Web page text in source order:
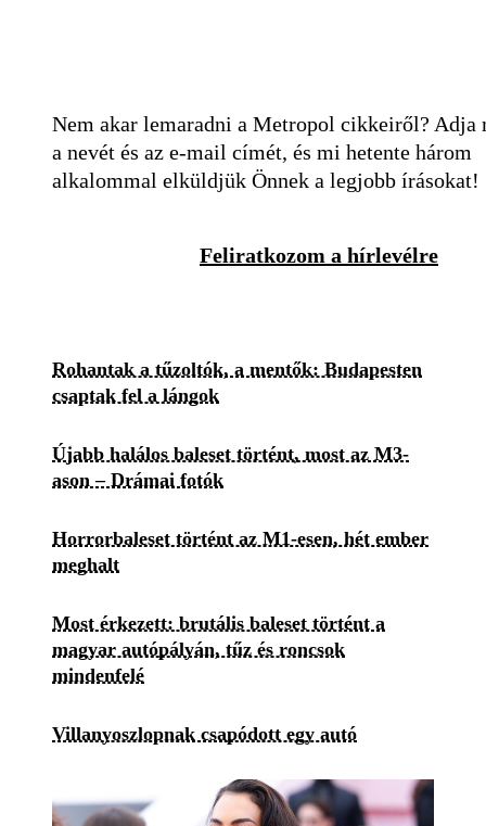
Nem akar lemaradni a Metropol cikkeiről? Adja
a nevét és az e-mail címét, és mi hetente három
alkalommal elküldjük Önnek a legjobb írásokat!
Feliratkozom a hírlevélre
Rohantak a tűzoltók, a mentők: Budapesten
csaptak fel a lángok
Újabb halálos baleset történt, most az M3-
ason – Drámai fotók
Horrorbaleset történt az M1-esen, hét ember
meghalt
Most érkezett: brutális baleset történt a
magyar autópályán, tűz és roncsok
mindenfelé
Villanyoszlopnak csapódott egy autó